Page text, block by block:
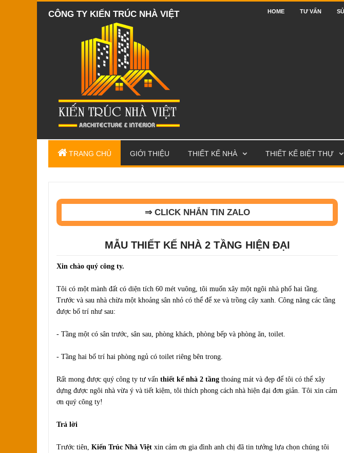
CÔNG TY KIẾN TRÚC NHÀ VIỆT HOME TƯ VẤN
TRANG CHỦ GIỚI THIỆU THIẾT KẾ NHÀ THIẾT KẾ BIỆT THỰ
⇒ CLICK NHẮN TIN ZALO
MẪU THIẾT KẾ NHÀ 2 TẦNG HIỆN ĐẠI
Xin chào quý công ty.
Tôi có một mành đất có diện tích 60 mét vuông, tôi muốn xây một ngôi nhà phố hai tầng.
Trước và sau nhà chừa một khoảng sân nhỏ có thể để xe và trồng cây xanh. Công năng các tầng
được bố trí như sau:
- Tầng một có sân trước, sân sau, phòng khách, phòng bếp và phòng ăn, toilet.
- Tầng hai bố trí hai phòng ngủ có toilet riêng bên trong.
Rất mong được quý công ty tư vấn thiết kế nhà 2 tầng thoáng mát và đẹp để tôi có thể xây
dựng được ngôi nhà vừa ý và tiết kiệm, tôi thích phong cách nhà hiện đại đơn giản. Tôi xin cảm
ơn quý công ty!
Trả lời
Trước tiên, Kiến Trúc Nhà Việt xin cảm ơn gia đình anh chị đã tin tưởng lựa chọn chúng tôi